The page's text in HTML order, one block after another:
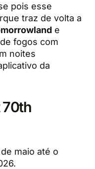
pois esse
traz de volta a
e
fogos com
noites
da
70th
maio até o